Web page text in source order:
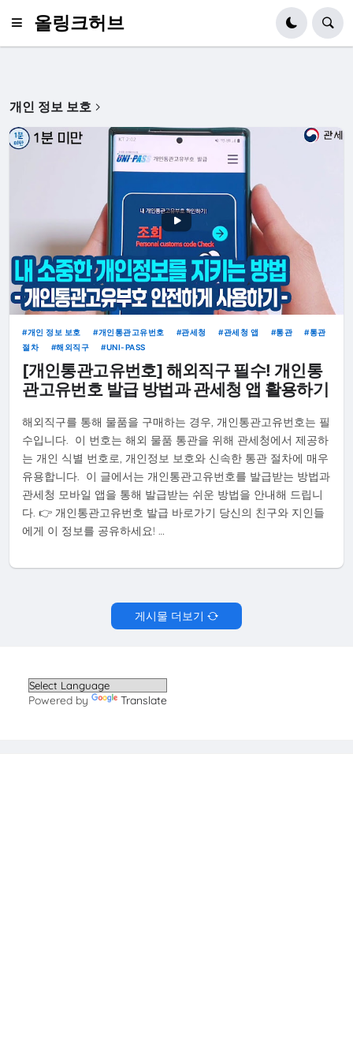
올링크허브
개인 정보 보호
개인 정보 보호 개인통관고유번호 관세청 관세청 앱 통관
통관
절차
해외직구 UNI-PASS
[개인통관고유번호] 해외직구 필수! 개인통
관고유번호 발급 방법과 관세청 앱 활용하기
해외직구를 통해 물품을 구매하는 경우, 개인통관고유번호는 필
수입니다. 이 번호는 해외 물품 통관을 위해 관세청에서 제공하
는 개인 식별 번호로, 개인정보 보호와 신속한 통관 절차에 매우
유용합니다. 이 글에서는 개인통관고유번호를 발급받는 방법과
관세청 모바일 앱을 통해 발급받는 쉬운 방법을 안내해 드립니
다. 👉 개인통관고유번호 발급 바로가기 당신의 친구와 지인들
에게 이 정보를 공유하세요! …
게시물 더보기
Powered by Translate